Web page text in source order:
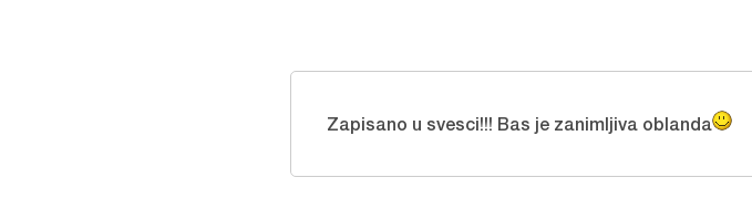
Zapisano u svesci!!! Bas je zanimljiva oblanda